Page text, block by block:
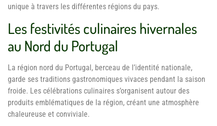
unique à travers les différentes régions du pays.
Les festivités culinaires hivernales
au Nord du Portugal
La région nord du Portugal, berceau de l’identité nationale,
garde ses traditions gastronomiques vivaces pendant la saison
froide. Les célébrations culinaires s’organisent autour des
produits emblématiques de la région, créant une atmosphère
chaleureuse et conviviale.